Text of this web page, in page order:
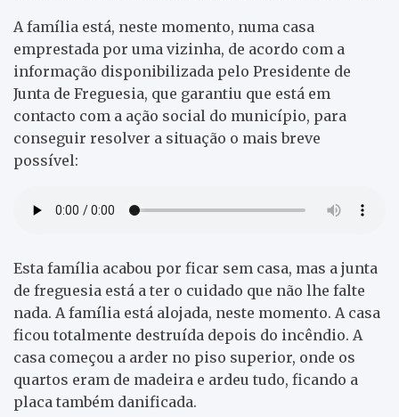
A família está, neste momento, numa casa
emprestada por uma vizinha, de acordo com a
informação disponibilizada pelo Presidente de
Junta de Freguesia, que garantiu que está em
contacto com a ação social do município, para
conseguir resolver a situação o mais breve
possível:
Esta família acabou por ficar sem casa, mas a junta
de freguesia está a ter o cuidado que não lhe falte
nada. A família está alojada, neste momento. A casa
ficou totalmente destruída depois do incêndio. A
casa começou a arder no piso superior, onde os
quartos eram de madeira e ardeu tudo, ficando a
placa também danificada.